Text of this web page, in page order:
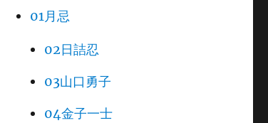
01月忌
02日詰忍
03山口勇子
04金子一士